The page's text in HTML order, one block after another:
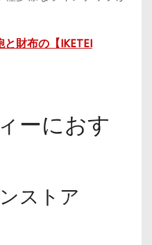
財布の【IKETEI
ーにおす
ストア